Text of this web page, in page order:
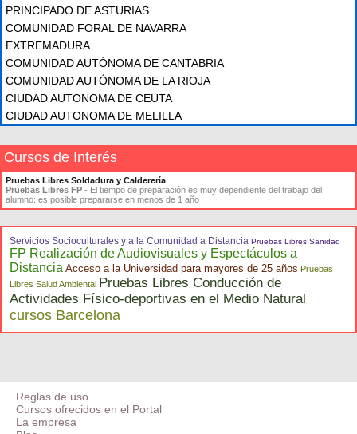
PRINCIPADO DE ASTURIAS
COMUNIDAD FORAL DE NAVARRA
EXTREMADURA
COMUNIDAD AUTÓNOMA DE CANTABRIA
COMUNIDAD AUTÓNOMA DE LA RIOJA
CIUDAD AUTONOMA DE CEUTA
CIUDAD AUTONOMA DE MELILLA
Cursos de Interés
Pruebas Libres Soldadura y Calderería
Pruebas Libres FP - El tiempo de preparación es muy dependiente del trabajo del
alumno: es posible prepararse en menos de 1 año
Servicios Socioculturales y a la Comunidad a Distancia Pruebas Libres Sanidad
FP Realización de Audiovisuales y Espectáculos a
Distancia Acceso a la Universidad para mayores de 25 años Pruebas
Libres Salud Ambiental Pruebas Libres Conducción de
Actividades Físico-deportivas en el Medio Natural
cursos Barcelona
Reglas de uso
Cursos ofrecidos en el Portal
La empresa